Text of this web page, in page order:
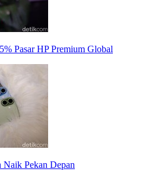
Pasar HP Premium Global
Pekan Depan